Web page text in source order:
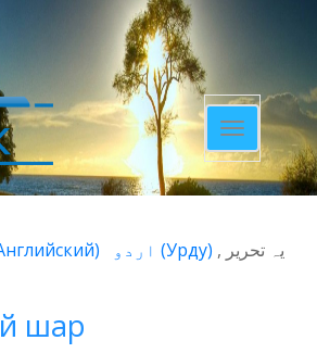
Toggle
navigation
یہ تحریر (Урду)
)
шар